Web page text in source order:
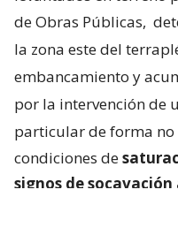
de Obras Públicas,
la zona este del
embancamiento y
por la intervención de
particular de forma
condiciones de
signos de